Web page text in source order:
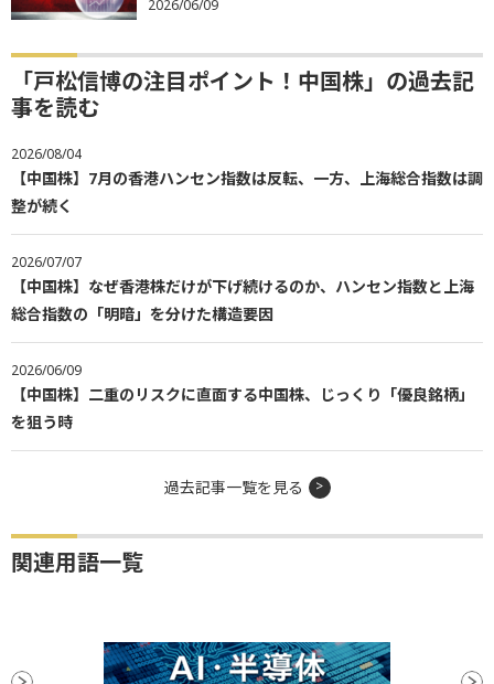
2026/06/09
「戸松信博の注目ポイント！中国株」の過去記
事を読む
2026/08/04
【中国株】7月の香港ハンセン指数は反転、一方、上海総合指数は調
整が続く
2026/07/07
【中国株】なぜ香港株だけが下げ続けるのか、ハンセン指数と上海
総合指数の「明暗」を分けた構造要因
2026/06/09
【中国株】二重のリスクに直面する中国株、じっくり「優良銘柄」
を狙う時
過去記事一覧を見る
関連用語一覧